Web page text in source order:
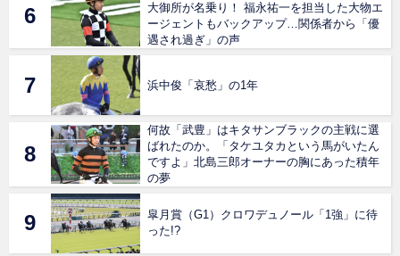
大御所が名乗り！ 福永祐一を担当した大物エ
ージェントもバックアップ…関係者から「優
遇され過ぎ」の声
浜中俊「哀愁」の1年
何故「武豊」はキタサンブラックの主戦に選
ばれたのか。「タケユタカという馬がいたん
ですよ」北島三郎オーナーの胸にあった積年
の夢
皐月賞（G1）クロワデュノール「1強」に待
った!?